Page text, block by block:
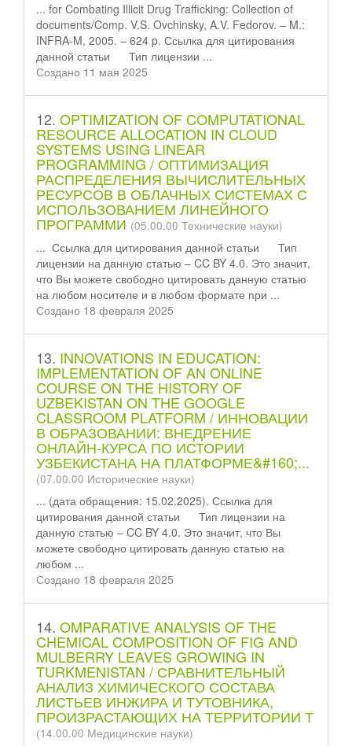
... for Combating Illicit Drug Trafficking: Collection of
documents/Comp. V.S. Ovchinsky, A.V. Fedorov. – M.:
INFRA-M, 2005. – 624 p. Ссылка для цитирования
данной статьи Тип лицензии ...
Создано 11 мая 2025
12. OPTIMIZATION OF COMPUTATIONAL
RESOURCE ALLOCATION IN CLOUD
SYSTEMS USING LINEAR
PROGRAMMING / ОПТИМИЗАЦИЯ
РАСПРЕДЕЛЕНИЯ ВЫЧИСЛИТЕЛЬНЫХ
РЕСУРСОВ В ОБЛАЧНЫХ СИСТЕМАХ С
ИСПОЛЬЗОВАНИЕМ ЛИНЕЙНОГО
ПРОГРАММИ (05.00.00 Технические науки)
... Ссылка для цитирования данной статьи Тип
лицензии на данную статью – CC BY 4.0. Это значит,
что Вы можете свободно цитировать данную статью
на любом носителе и в любом формате при ...
Создано 18 февраля 2025
13. INNOVATIONS IN EDUCATION:
IMPLEMENTATION OF AN ONLINE
COURSE ON THE HISTORY OF
UZBEKISTAN ON THE GOOGLE
CLASSROOM PLATFORM / ИННОВАЦИИ
В ОБРАЗОВАНИИ: ВНЕДРЕНИЕ
ОНЛАЙН-КУРСА ПО ИСТОРИИ
УЗБЕКИСТАНА НА ПЛАТФОРМЕ&#160;...
(07.00.00 Исторические науки)
... (дата обращения: 15.02.2025). Ссылка для
цитирования данной статьи Тип лицензии на
данную статью – CC BY 4.0. Это значит, что Вы
можете свободно цитировать данную статью на
любом ...
Создано 18 февраля 2025
14. OMPARATIVE ANALYSIS OF THE
CHEMICAL COMPOSITION OF FIG AND
MULBERRY LEAVES GROWING IN
TURKMENISTAN / СРАВНИТЕЛЬНЫЙ
АНАЛИЗ ХИМИЧЕСКОГО СОСТАВА
ЛИСТЬЕВ ИНЖИРА И ТУТОВНИКА,
ПРОИЗРАСТАЮЩИХ НА ТЕРРИТОРИИ Т
(14.00.00 Медицинские науки)